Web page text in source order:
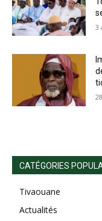
3
CATÉGORIES
Tivaouane
Actualités